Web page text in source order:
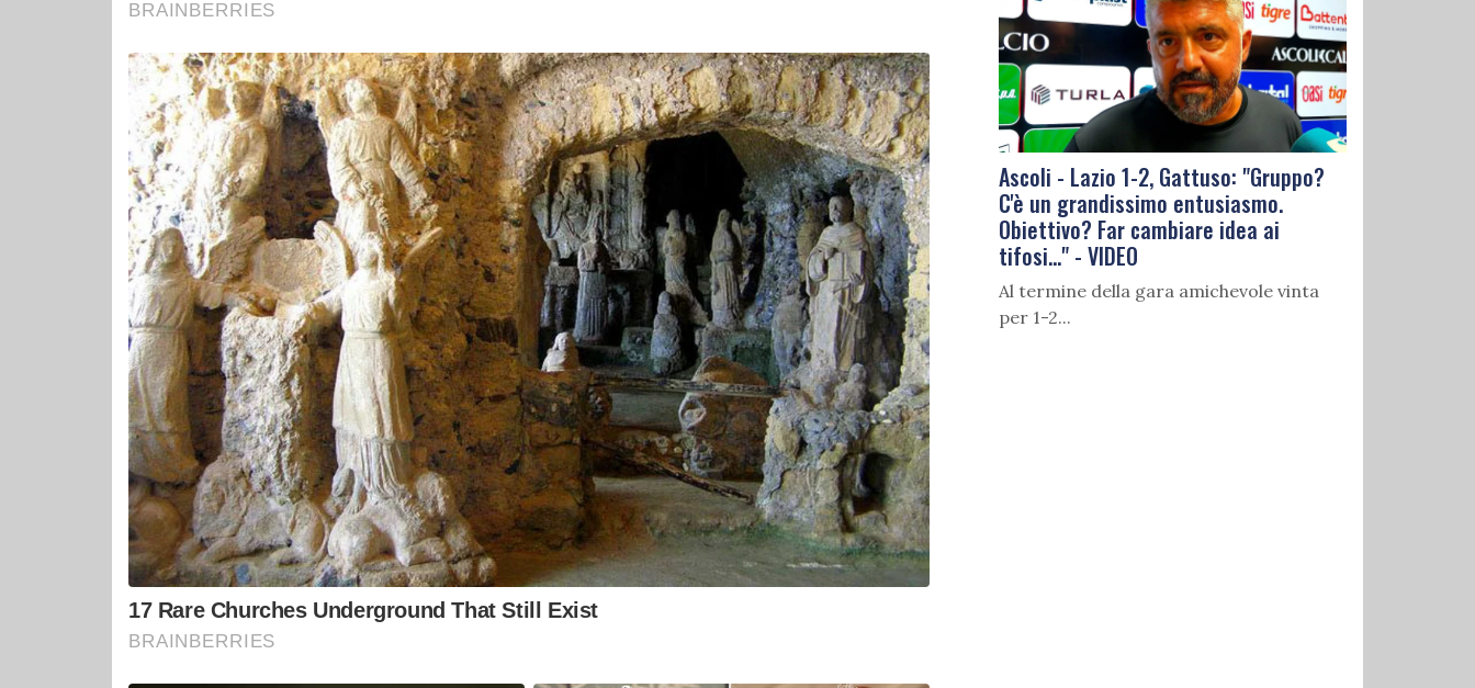
Ascoli - Lazio 1-2, Gattuso: "Gruppo?
C'è un grandissimo entusiasmo.
Obiettivo? Far cambiare idea ai
tifosi..." - VIDEO
Al termine della gara amichevole vinta
per 1-2...